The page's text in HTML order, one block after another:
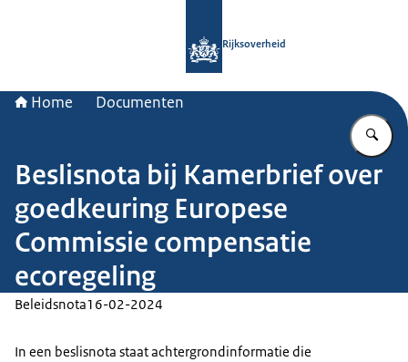
Rijksoverheid
Home Documenten
Beslisnota bij Kamerbrief over
goedkeuring Europese
Commissie compensatie
ecoregeling
Beleidsnota16-02-2024
In een beslisnota staat achtergrondinformatie die